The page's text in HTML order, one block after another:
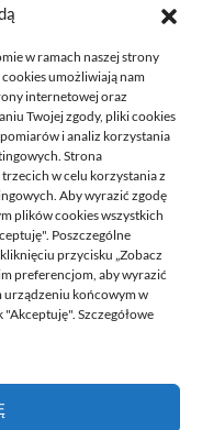
w ramach naszej strony
umożliwiają nam
internetowej oraz
Twojej zgody, pliki cookies
i analiz korzystania
Strona
w celu korzystania z
Aby wyrazić zgodę
plików cookies wszystkich
Poszczególne
przycisku „Zobacz
preferencjom, aby wyrazić
urządzeniu końcowym w
Szczegółowe
/
ty, miejsce, gdzie
na różne tematy,
Dołącz do naszej
się swoją wiedzą?